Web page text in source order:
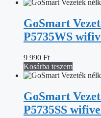
GoSmart
P5735WS
9 990 Ft
Kosárba teszem
GoSmart
P5735SS